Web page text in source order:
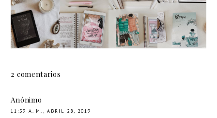
Silver
in the
Wood,
de
Tesh
Laura
Dean
Keeps
Breakin
Tamaki,
Heartst
opper,
de Alice
Oceman
Bloom,
de
Kevin
Panetta
2 comentarios
Anónimo
11:59 A. M., ABRIL 28, 2019